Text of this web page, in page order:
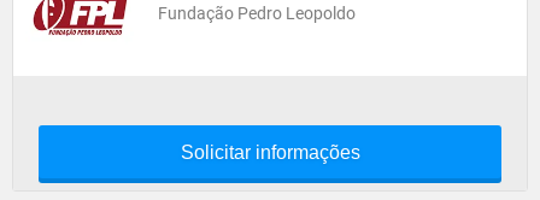
Fundação Pedro Leopoldo
Solicitar informações